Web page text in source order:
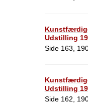
Udstilling
Side 163,
Udstilling
Side 162,